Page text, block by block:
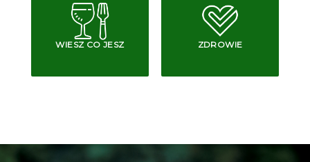
WIESZ CO JESZ ZDROWIE